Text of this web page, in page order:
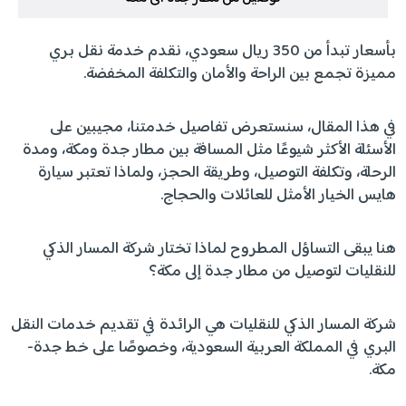
بأسعار تبدأ من 350 ريال سعودي، نقدم خدمة نقل بري
مميزة تجمع بين الراحة والأمان والتكلفة المخفضة.
في هذا المقال، سنستعرض تفاصيل خدمتنا، مجيبين على
الأسئلة الأكثر شيوعًا مثل المسافة بين مطار جدة ومكة، ومدة
الرحلة، وتكلفة التوصيل، وطريقة الحجز، ولماذا تعتبر سيارة
هايس الخيار الأمثل للعائلات والحجاج.
هنا يبقى التساؤل المطروح لماذا تختار شركة المسار الذكي
للنقليات لتوصيل من مطار جدة إلى مكة؟
شركة المسار الذكي للنقليات هي الرائدة في تقديم خدمات النقل
البري في المملكة العربية السعودية، وخصوصًا على خط جدة-
مكة.